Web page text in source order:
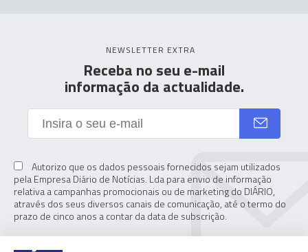
NEWSLETTER EXTRA
Receba no seu e-mail
informação da actualidade.
Autorizo que os dados pessoais fornecidos sejam utilizados
pela Empresa Diário de Notícias. Lda para envio de informação
relativa a campanhas promocionais ou de marketing do DIÁRIO,
através dos seus diversos canais de comunicação, até o termo do
prazo de cinco anos a contar da data de subscrição.